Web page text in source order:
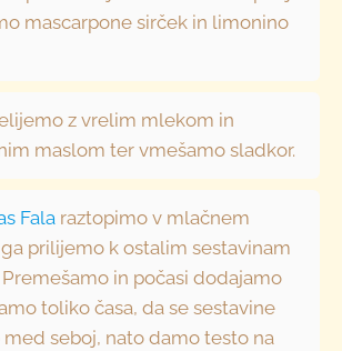
mascarpone sirček in limonino
z vrelim mlekom in
maslom ter vmešamo sladkor.
Fala raztopimo v mlačnem
prilijemo k ostalim sestavinam
Premešamo in počasi dodajamo
toliko časa, da se sestavine
med seboj, nato damo testo na